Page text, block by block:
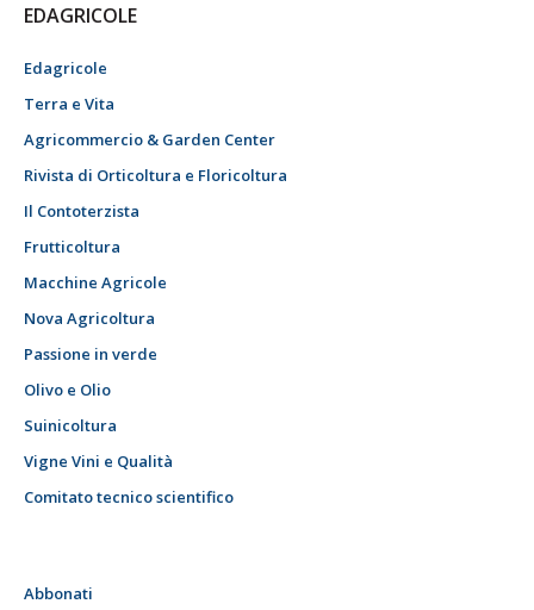
EDAGRICOLE
Edagricole
Terra e Vita
Agricommercio & Garden Center
Rivista di Orticoltura e Floricoltura
Il Contoterzista
Frutticoltura
Macchine Agricole
Nova Agricoltura
Passione in verde
Olivo e Olio
Suinicoltura
Vigne Vini e Qualità
Comitato tecnico scientifico
Abbonati